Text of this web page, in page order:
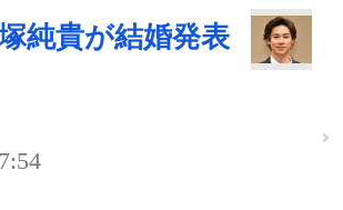
純貴が結婚発表